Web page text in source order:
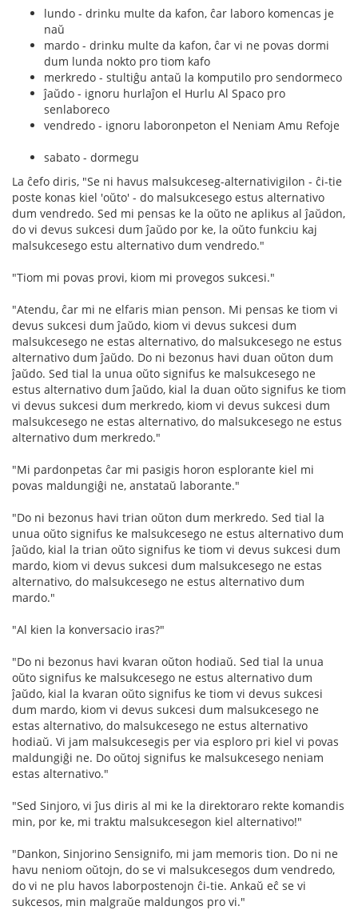
lundo - drinku multe da kafon, ĉar laboro komencas je
naŭ
mardo - drinku multe da kafon, ĉar vi ne povas dormi
dum lunda nokto pro tiom kafo
merkredo - stultiĝu antaŭ la komputilo pro sendormeco
ĵaŭdo - ignoru hurlaĵon el Hurlu Al Spaco pro
senlaboreco
vendredo - ignoru laboronpeton el Neniam Amu Refoje
sabato - dormegu
La ĉefo diris, "Se ni havus malsukceseg-alternativigilon - ĉi-tie
poste konas kiel 'oŭto' - do malsukcesego estus alternativo
dum vendredo. Sed mi pensas ke la oŭto ne aplikus al ĵaŭdon,
do vi devus sukcesi dum ĵaŭdo por ke, la oŭto funkciu kaj
malsukcesego estu alternativo dum vendredo."
"Tiom mi povas provi, kiom mi provegos sukcesi."
"Atendu, ĉar mi ne elfaris mian penson. Mi pensas ke tiom vi
devus sukcesi dum ĵaŭdo, kiom vi devus sukcesi dum
malsukcesego ne estas alternativo, do malsukcesego ne estus
alternativo dum ĵaŭdo. Do ni bezonus havi duan oŭton dum
ĵaŭdo. Sed tial la unua oŭto signifus ke malsukcesego ne
estus alternativo dum ĵaŭdo, kial la duan oŭto signifus ke tiom
vi devus sukcesi dum merkredo, kiom vi devus sukcesi dum
malsukcesego ne estas alternativo, do malsukcesego ne estus
alternativo dum merkredo."
"Mi pardonpetas ĉar mi pasigis horon esplorante kiel mi
povas maldungiĝi ne, anstataŭ laborante."
"Do ni bezonus havi trian oŭton dum merkredo. Sed tial la
unua oŭto signifus ke malsukcesego ne estus alternativo dum
ĵaŭdo, kial la trian oŭto signifus ke tiom vi devus sukcesi dum
mardo, kiom vi devus sukcesi dum malsukcesego ne estas
alternativo, do malsukcesego ne estus alternativo dum
mardo."
"Al kien la konversacio iras?"
"Do ni bezonus havi kvaran oŭton hodiaŭ. Sed tial la unua
oŭto signifus ke malsukcesego ne estus alternativo dum
ĵaŭdo, kial la kvaran oŭto signifus ke tiom vi devus sukcesi
dum mardo, kiom vi devus sukcesi dum malsukcesego ne
estas alternativo, do malsukcesego ne estus alternativo
hodiaŭ. Vi jam malsukcesegis per via esploro pri kiel vi povas
maldungiĝi ne. Do oŭtoj signifus ke malsukcesego neniam
estas alternativo."
"Sed Sinjoro, vi ĵus diris al mi ke la direktoraro rekte komandis
min, por ke, mi traktu malsukcesegon kiel alternativo!"
"Dankon, Sinjorino Sensignifo, mi jam memoris tion. Do ni ne
havu neniom oŭtojn, do se vi malsukcesegos dum vendredo,
do vi ne plu havos laborpostenojn ĉi-tie. Ankaŭ eĉ se vi
sukcesos, min malgraŭe maldungos pro vi."